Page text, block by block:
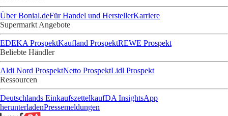
Über Bonial.deFür Handel und HerstellerKarriere
Supermarkt Angebote
EDEKA ProspektKaufland ProspektREWE Prospekt
Beliebte Händler
Aldi Nord ProspektNetto ProspektLidl Prospekt
Ressourcen
Deutschlands EinkaufszettelkaufDA InsightsApp
herunterladenPressemeldungen